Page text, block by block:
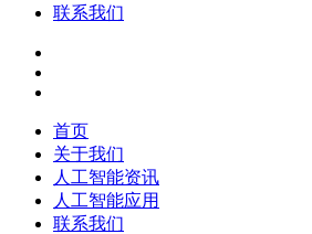
联系我们
首页
关于我们
人工智能资讯
人工智能应用
联系我们